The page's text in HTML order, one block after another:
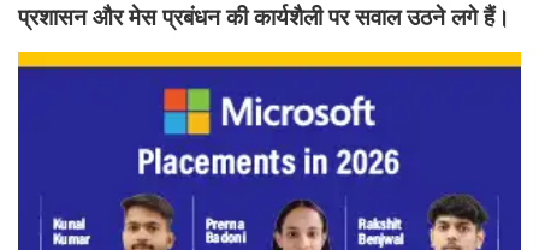
प्रशासन और मेस प्रबंधन की कार्यशैली पर सवाल उठने लगे हैं।